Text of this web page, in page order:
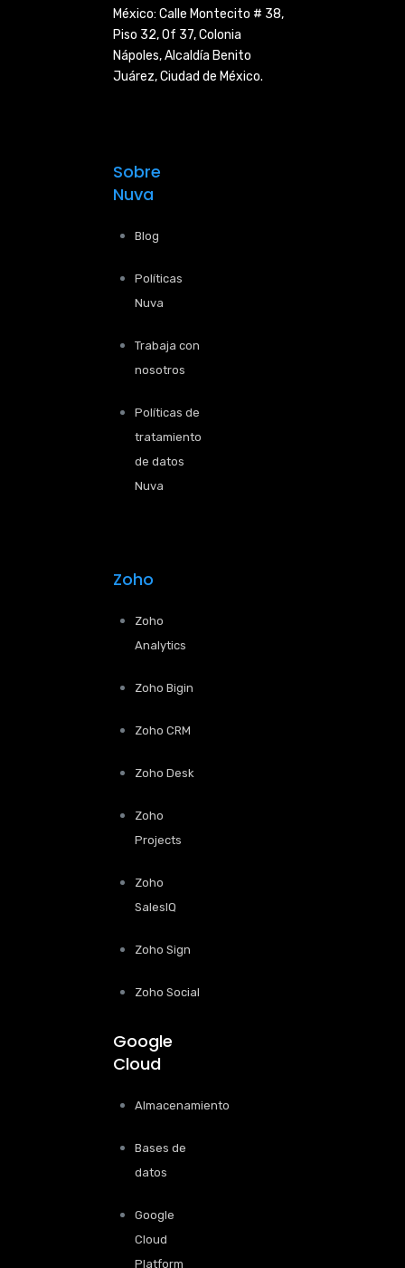
México: Calle Montecito # 38,
Piso 32, Of 37, Colonia
Nápoles,Alcaldía Benito
Juárez, Ciudad de México.
Sobre
Nuva
Blog
Políticas
Nuva
Trabaja con
nosotros
Políticas de
tratamiento
de datos
Nuva
Zoho
Zoho
Analytics
Zoho Bigin
Zoho CRM
Zoho Desk
Zoho
Projects
Zoho
SalesIQ
Zoho Sign
Zoho Social
Google
Cloud
Almacenamiento
Bases de
datos
Google
Cloud
Platform